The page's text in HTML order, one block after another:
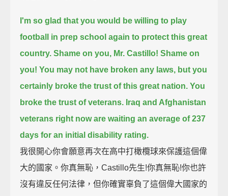
I'm so glad that you would be willing to play
football in prep school again to protect this great
country. Shame on you, Mr. Castillo! Shame on
you! You may not have broken any laws, but you
certainly broke the trust of this great nation. You
broke the trust of veterans. Iraq and Afghanistan
veterans right now are waiting an average of 237
days for an initial disability rating.
我很開心你會願意再次在高中打橄欖球來保護這個偉
大的國家。你真無恥，Castillo先生!你真無恥!你也許
沒有違反任何法律，但你確實辜負了這個偉大國家的